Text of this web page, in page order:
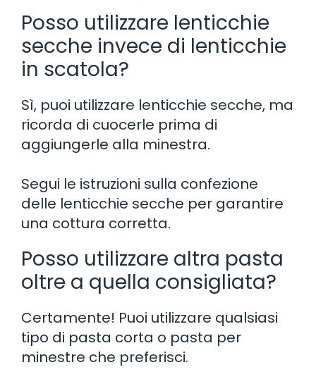
Posso utilizzare lenticchie
secche invece di lenticchie
in scatola?
Sì, puoi utilizzare lenticchie secche, ma
ricorda di cuocerle prima di
aggiungerle alla minestra.
Segui le istruzioni sulla confezione
delle lenticchie secche per garantire
una cottura corretta.
Posso utilizzare altra pasta
oltre a quella consigliata?
Certamente! Puoi utilizzare qualsiasi
tipo di pasta corta o pasta per
minestre che preferisci.